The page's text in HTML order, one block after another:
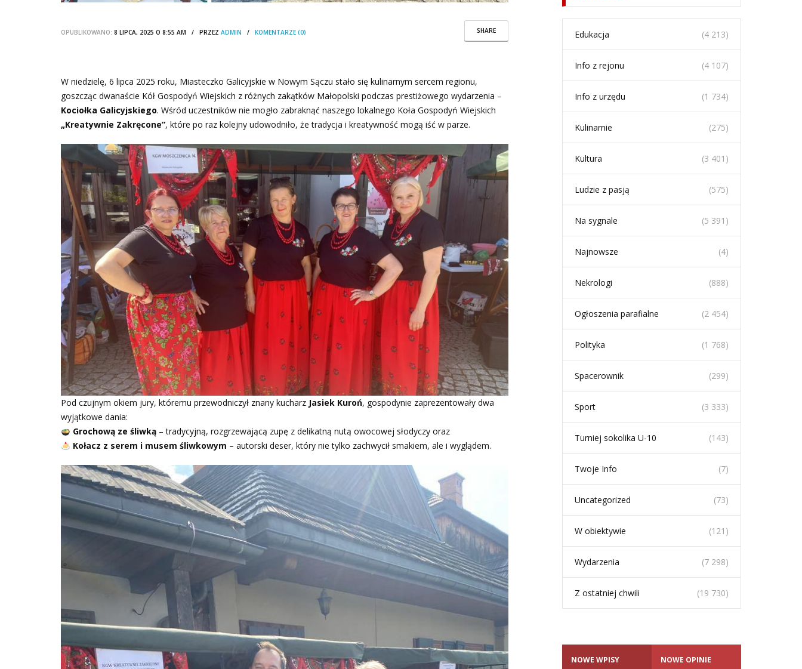
SHARE
OPUBLIKOWANO: 8 LIPCA, 2025 O 8:55 AM / PRZEZ ADMIN / KOMENTARZE (0)
W niedzielę, 6 lipca 2025 roku, Miasteczko Galicyjskie w Nowym Sączu stało się kulinarnym sercem regionu,
goszcząc dwanaście Kół Gospodyń Wiejskich z różnych zakątków Małopolski podczas prestiżowego wydarzenia –
Kociołka Galicyjskiego. Wśród uczestników nie mogło zabraknąć naszego lokalnego Koła Gospodyń Wiejskich
„Kreatywnie Zakręcone”, które po raz kolejny udowodniło, że tradycja i kreatywność mogą iść w parze.
Pod czujnym okiem jury, któremu przewodniczył znany kucharz Jasiek Kuroń, gospodynie zaprezentowały dwa
wyjątkowe dania:
Grochową ze śliwką– tradycyjną, rozgrzewającą zupę z delikatną nutą owocowej słodyczy oraz
Kołacz z serem i musem śliwkowym – autorski deser, który nie tylko zachwycił smakiem, ale i wyglądem.
Edukacja (4 213)
Info z rejonu (4 107)
Info z urzędu (1 734)
Kulinarnie (275)
Kultura (3 401)
Ludzie z pasją (575)
Na sygnale (5 391)
Najnowsze (4)
Nekrologi (888)
Ogłoszenia parafialne (2 454)
Polityka (1 768)
Spacerownik (299)
Sport (3 333)
Turniej sokolika U-10 (143)
Twoje Info (7)
Uncategorized (73)
W obiektywie (121)
Wydarzenia (7 298)
Z ostatniej chwili (19 730)
NOWE WPISY NOWE OPINIE